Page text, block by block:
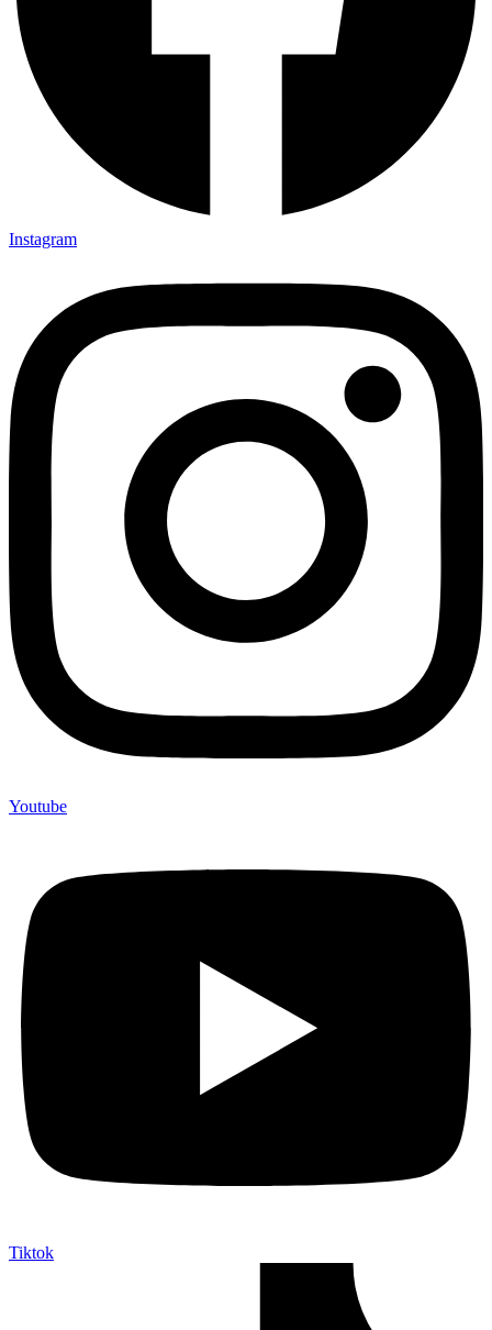
Instagram
Youtube
Tiktok